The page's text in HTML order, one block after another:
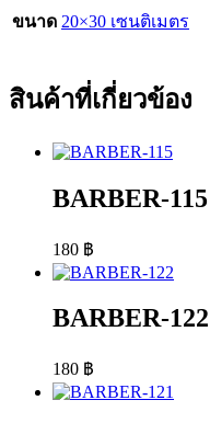
ขนาด 20×30 เซนติเมตร
สินค้าที่เกี่ยวข้อง
BARBER-115
180 ฿
BARBER-122
180 ฿